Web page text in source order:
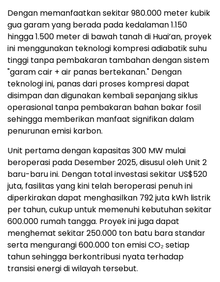
Dengan memanfaatkan sekitar 980.000 meter kubik
gua garam yang berada pada kedalaman 1.150
hingga 1.500 meter di bawah tanah di Huai’an, proyek
ini menggunakan teknologi kompresi adiabatik suhu
tinggi tanpa pembakaran tambahan dengan sistem
"garam cair + air panas bertekanan." Dengan
teknologi ini, panas dari proses kompresi dapat
disimpan dan digunakan kembali sepanjang siklus
operasional tanpa pembakaran bahan bakar fosil
sehingga memberikan manfaat signifikan dalam
penurunan emisi karbon.
Unit pertama dengan kapasitas 300 MW mulai
beroperasi pada Desember 2025, disusul oleh Unit 2
baru-baru ini. Dengan total investasi sekitar US$520
juta, fasilitas yang kini telah beroperasi penuh ini
diperkirakan dapat menghasilkan 792 juta kWh listrik
per tahun, cukup untuk memenuhi kebutuhan sekitar
600.000 rumah tangga. Proyek ini juga dapat
menghemat sekitar 250.000 ton batu bara standar
serta mengurangi 600.000 ton emisi CO₂ setiap
tahun sehingga berkontribusi nyata terhadap
transisi energi di wilayah tersebut.